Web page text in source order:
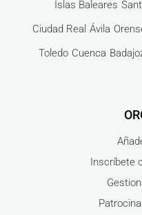
Islas Baleares
Ciudad Real Ávila
Toledo Cuenca
Inscríbete